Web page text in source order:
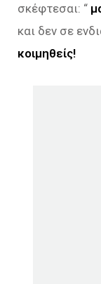
σκέφτεσαι: “
και δεν σε
κοιμηθείς!